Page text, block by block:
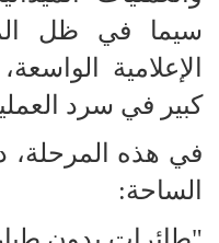
سيما في ظل
الإعلامية
كبير في سرد
في هذه المرحلة،
الساحة: